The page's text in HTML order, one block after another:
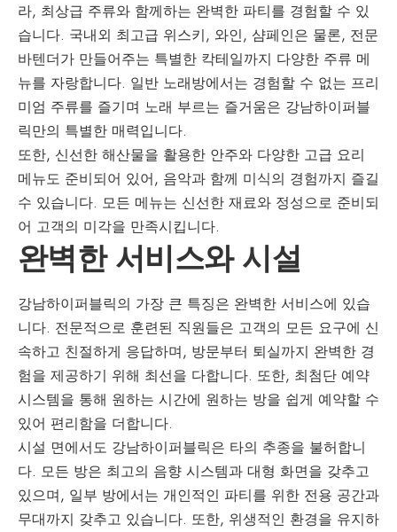
라, 최상급 주류와 함께하는 완벽한 파티를 경험할 수 있
습니다. 국내외 최고급 위스키, 와인, 샴페인은 물론, 전문
바텐더가 만들어주는 특별한 칵테일까지 다양한 주류 메
뉴를 자랑합니다. 일반 노래방에서는 경험할 수 없는 프리
미엄 주류를 즐기며 노래 부르는 즐거움은 강남하이퍼블
릭만의 특별한 매력입니다.
또한, 신선한 해산물을 활용한 안주와 다양한 고급 요리
메뉴도 준비되어 있어, 음악과 함께 미식의 경험까지 즐길
수 있습니다. 모든 메뉴는 신선한 재료와 정성으로 준비되
어 고객의 미각을 만족시킵니다.
완벽한 서비스와 시설
강남하이퍼블릭의 가장 큰 특징은 완벽한 서비스에 있습
니다. 전문적으로 훈련된 직원들은 고객의 모든 요구에 신
속하고 친절하게 응답하며, 방문부터 퇴실까지 완벽한 경
험을 제공하기 위해 최선을 다합니다. 또한, 최첨단 예약
시스템을 통해 원하는 시간에 원하는 방을 쉽게 예약할 수
있어 편리함을 더합니다.
시설 면에서도 강남하이퍼블릭은 타의 추종을 불허합니
다. 모든 방은 최고의 음향 시스템과 대형 화면을 갖추고
있으며, 일부 방에서는 개인적인 파티를 위한 전용 공간과
무대까지 갖추고 있습니다. 또한, 위생적인 환경을 유지하